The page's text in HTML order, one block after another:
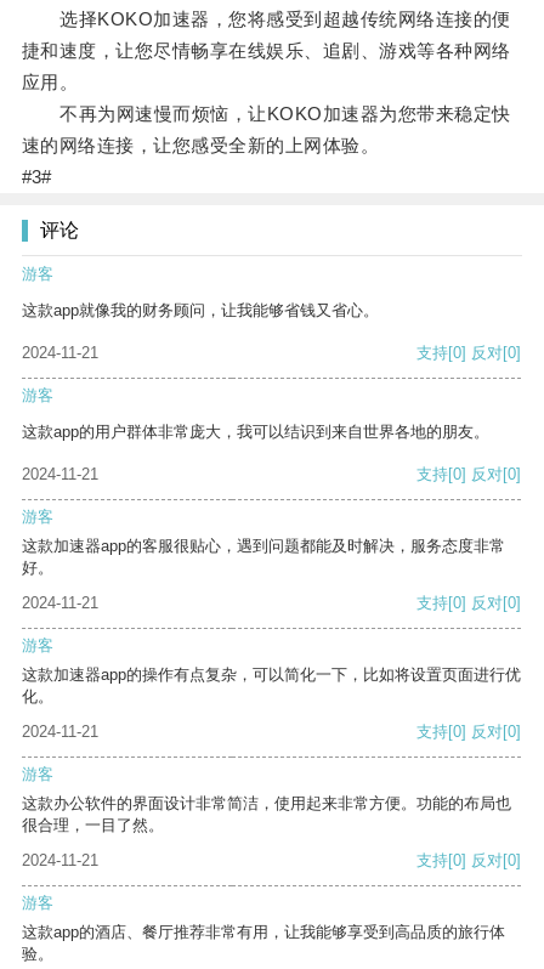
选择KOKO加速器，您将感受到超越传统网络连接的便
捷和速度，让您尽情畅享在线娱乐、追剧、游戏等各种网络
应用。
不再为网速慢而烦恼，让KOKO加速器为您带来稳定快
速的网络连接，让您感受全新的上网体验。
#3#
评论
游客
这款app就像我的财务顾问，让我能够省钱又省心。
2024-11-21 支持[0] 反对[0]
游客
这款app的用户群体非常庞大，我可以结识到来自世界各地的朋友。
2024-11-21 支持[0] 反对[0]
游客
这款加速器app的客服很贴心，遇到问题都能及时解决，服务态度非常
好。
2024-11-21
支持[0] 反对[0]
游客
这款加速器app的操作有点复杂，可以简化一下，比如将设置页面进行优
化。
2024-11-21
支持[0] 反对[0]
游客
这款办公软件的界面设计非常简洁，使用起来非常方便。功能的布局也
很合理，一目了然。
2024-11-21
支持[0] 反对[0]
游客
这款app的酒店、餐厅推荐非常有用，让我能够享受到高品质的旅行体
验。